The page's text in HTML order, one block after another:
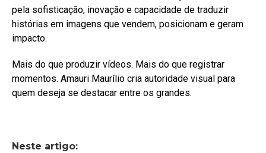
pela sofisticação, inovação e capacidade de traduzir
histórias em imagens que vendem, posicionam e geram
impacto.
Mais do que produzir vídeos. Mais do que registrar
momentos. Amauri Maurílio cria autoridade visual para
quem deseja se destacar entre os grandes.
Neste artigo: